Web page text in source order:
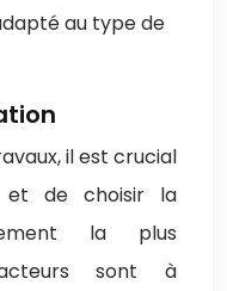
au type de
il est crucial
et de choisir la
la plus
sont à